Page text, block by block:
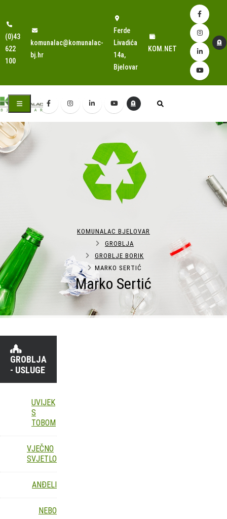
(0)43
622
100
komunalac@komunalac-
bj.hr
Ferde
Livadića
14a,
Bjelovar
KOM.NET
Marko Sertić
KOMUNALAC BJELOVAR
GROBLJA
GROBLJE BORIK
MARKO SERTIĆ
GROBLJA
- USLUGE
UVIJEK
S
TOBOM
VJEČNO
SVJETLO
ANĐELI
NEBO